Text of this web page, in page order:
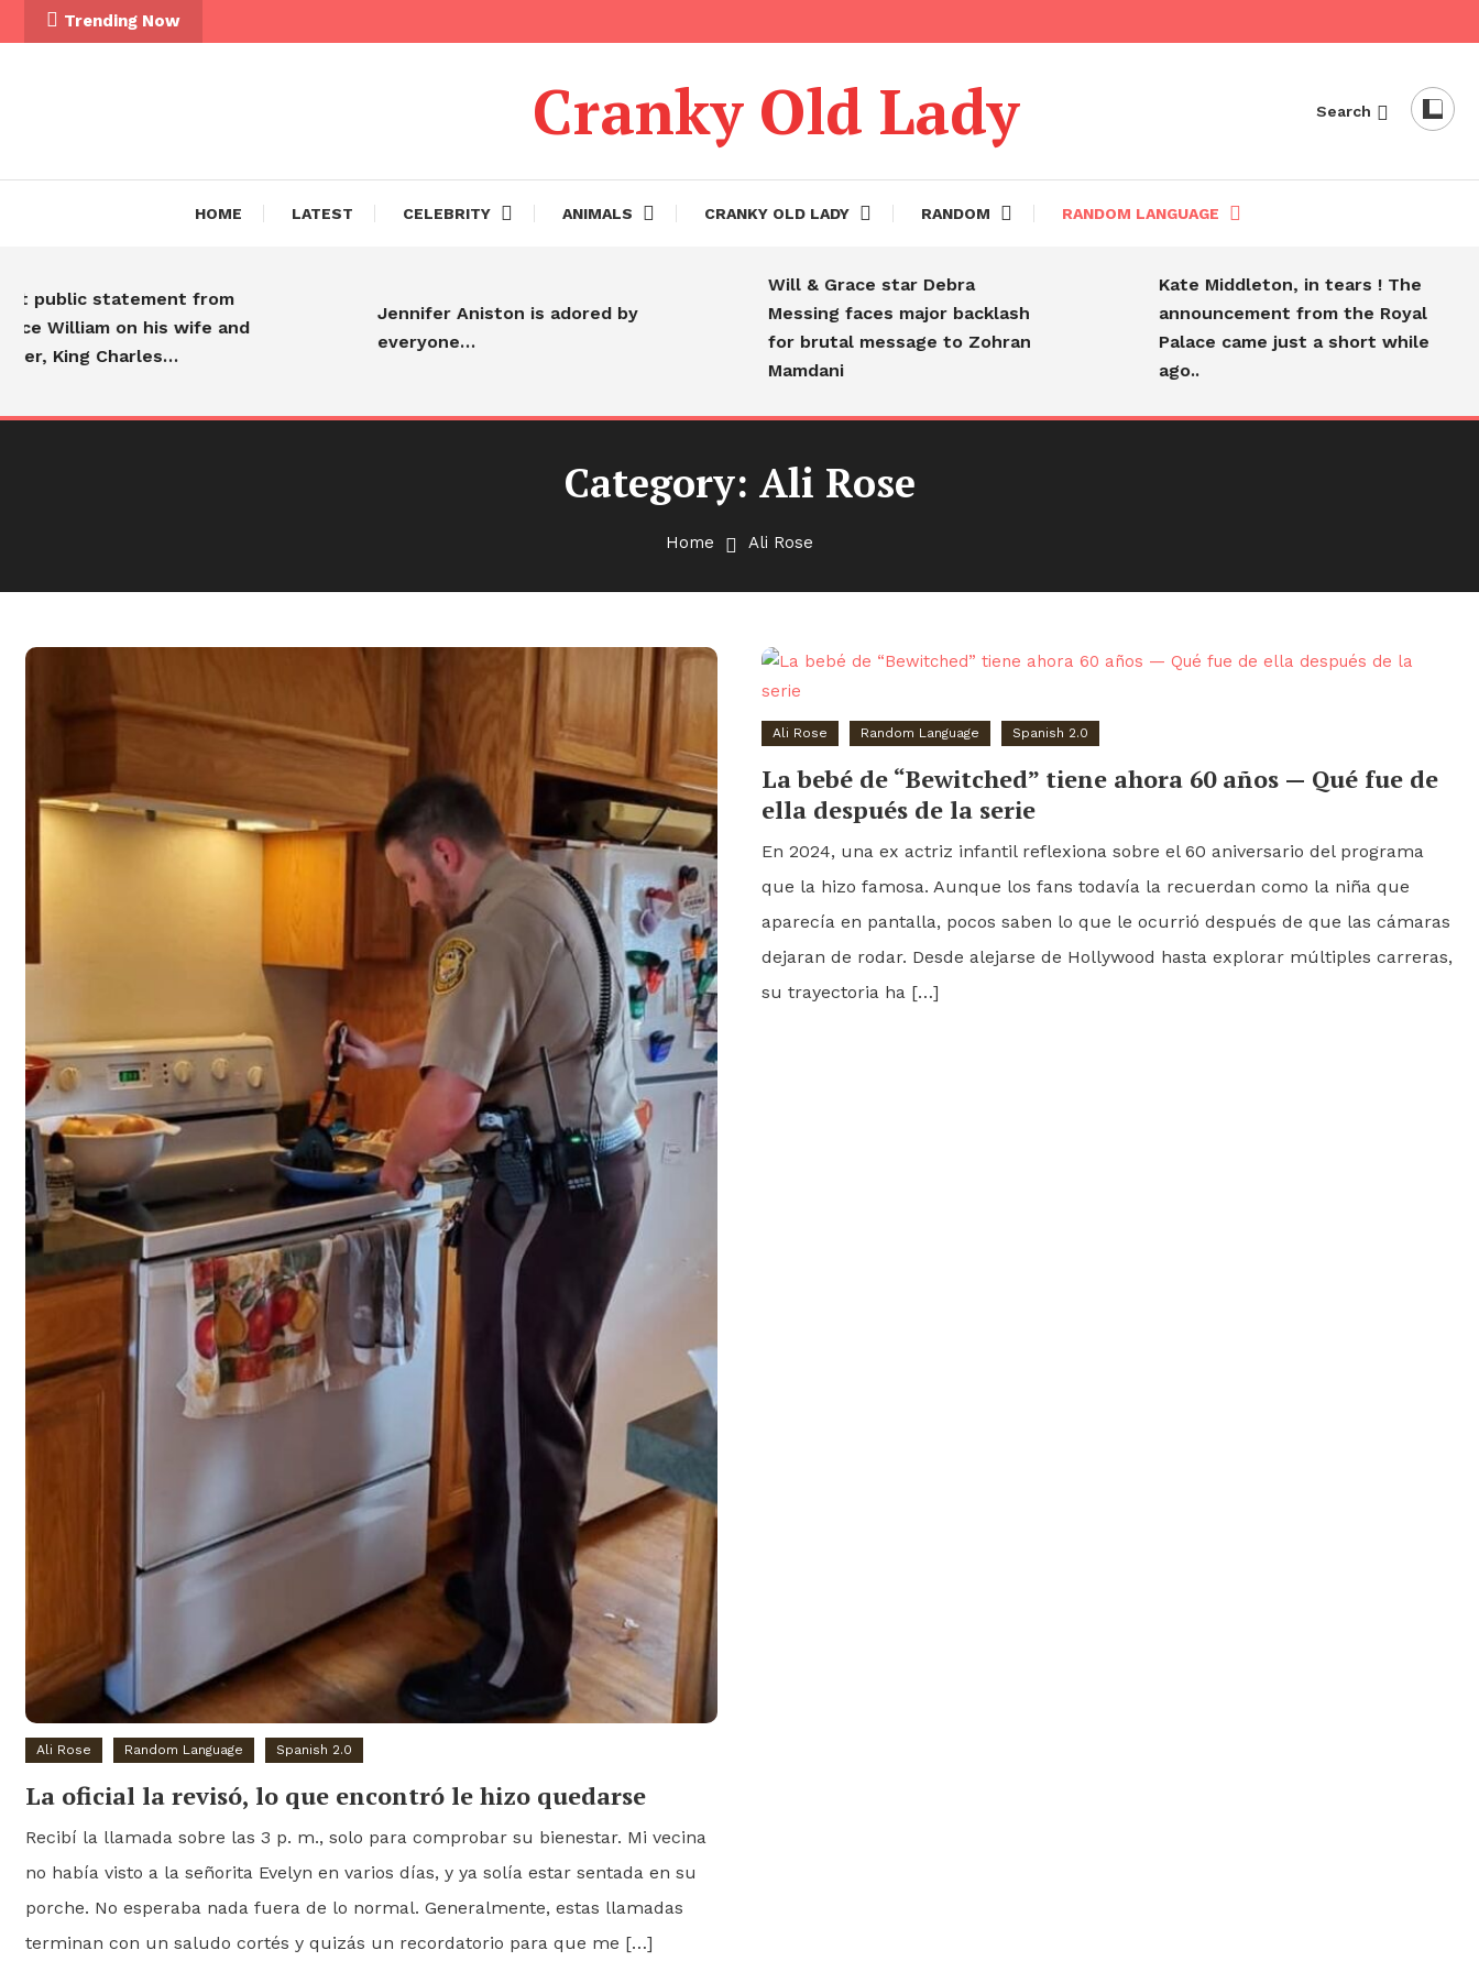
Skip To Content
Trending Now
Cranky Old Lady Search
HOME LATEST CELEBRITY ANIMALS CRANKY OLD LADY RANDOM RANDOM LANGUAGE
public statement from
William on his wife and
King Charles…
Jennifer Aniston is adored by
everyone…
Will & Grace star Debra
Messing faces major backlash
for brutal message to Zohran
Mamdani
Kate Middleton, in tears ! The
announcement from the Royal
Palace came just a short while
ago..
Category: Ali Rose
Home Ali Rose
Ali Rose Random Language Spanish 2.0
La oficial la revisó, lo que encontró le hizo quedarse
Recibí la llamada sobre las 3 p. m., solo para comprobar su bienestar. Mi vecina
no había visto a la señorita Evelyn en varios días, y ya solía estar sentada en su
porche. No esperaba nada fuera de lo normal. Generalmente, estas llamadas
terminan con un saludo cortés y quizás un recordatorio para que me […]
Ali Rose Random Language Spanish 2.0
La bebé de “Bewitched” tiene ahora 60 años — Qué fue de
ella después de la serie
En 2024, una ex actriz infantil reflexiona sobre el 60 aniversario del programa
que la hizo famosa. Aunque los fans todavía la recuerdan como la niña que
aparecía en pantalla, pocos saben lo que le ocurrió después de que las cámaras
dejaran de rodar. Desde alejarse de Hollywood hasta explorar múltiples carreras,
su trayectoria ha […]